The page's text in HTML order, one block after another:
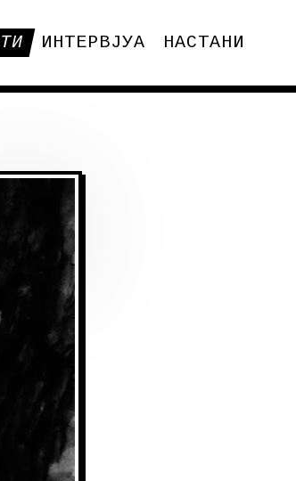
ИНТЕРВЈУА НАСТАНИ